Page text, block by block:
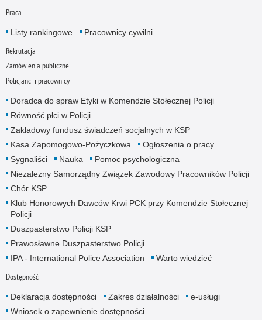
Praca
Listy rankingowe Pracownicy cywilni
Rekrutacja
Zamówienia publiczne
Policjanci i pracownicy
Doradca do spraw Etyki w Komendzie Stołecznej Policji
Równość płci w Policji
Zakładowy fundusz świadczeń socjalnych w KSP
Kasa Zapomogowo-Pożyczkowa
Ogłoszenia o pracy
Sygnaliści
Nauka
Pomoc psychologiczna
Niezależny Samorządny Związek Zawodowy Pracowników Policji
Chór KSP
Klub Honorowych Dawców Krwi PCK przy Komendzie Stołecznej
Policji
Duszpasterstwo Policji KSP
Prawosławne Duszpasterstwo Policji
IPA - International Police Association
Warto wiedzieć
Dostępność
Deklaracja dostępności Zakres działalności
e-usługi
Wniosek o zapewnienie dostępności